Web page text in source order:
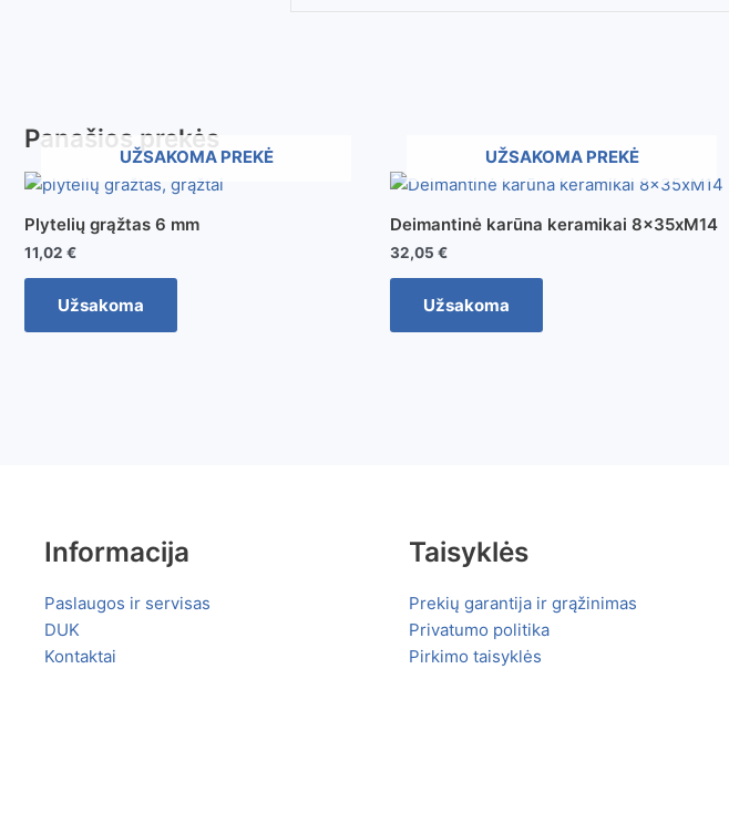
Panašios prekės
UŽSAKOMA PREKĖ
Plytelių grąžtas 6 mm
11,02 €
Užsakoma
UŽSAKOMA PREKĖ
Deimantinė karūna keramikai 8x35xM14
32,05 €
Užsakoma
Informacija
Paslaugos ir servisas
DUK
Kontaktai
Taisyklės
Prekių garantija ir grąžinimas
Privatumo politika
Pirkimo taisyklės